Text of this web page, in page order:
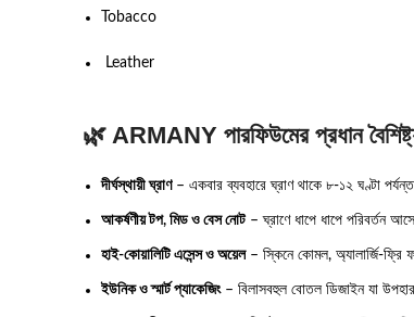
Tobacco
Leather
🌿 ARMANY পারফিউমের প্রধান
দীর্ঘস্থায়ী ঘ্রাণ– একবার ব্যবহারে ঘ্রাণ থাকে ৮-১২ ঘণ্টা
আকর্ষণীয় টপ, মিড ও বেস নোট– ঘ্রাণে ধাপে ধাপে পরিবর্তন
হাই-কোয়ালিটি এসেন্স ও অয়েল– স্কিনে কোমল, অ্যালার্জি-ফ্রি
ইউনিক ও স্মার্ট প্যাকেজিং– বিলাসবহুল বোতল ডিজাইন যা